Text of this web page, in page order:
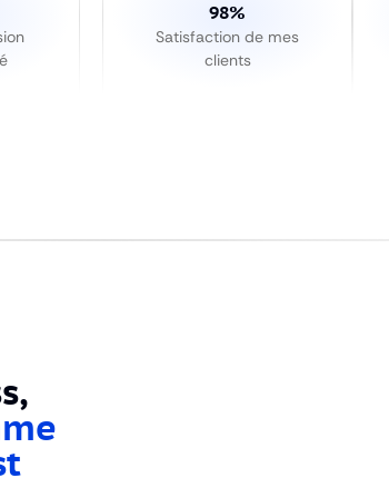
98%
Satisfaction de mes
clients